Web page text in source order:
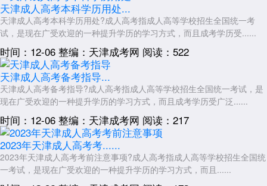
天津成人高考本科学历用处...
天津成人高考本科学历用处?成人高考指成人高等学校招生全国统一考
试，是现在广受欢迎的一种提升学历的学习方式，而且成考学历受......
时间：12-06 整编：天津成考网 阅读：522
天津成人高考备考指导...
天津成人高考备考指导?成人高考指成人高等学校招生全国统一考试，是
现在广受欢迎的一种提升学历的学习方式，而且成考学历受广泛......
时间：12-06 整编：天津成考网 阅读：217
2023年天津成人高考考......
2023年天津成人高考考前注意事项?成人高考指成人高等学校招生全国统
一考试，是现在广受欢迎的一种提升学历的学习方式，而且......